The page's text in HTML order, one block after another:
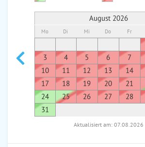
August 2026
Mo Di Mi Do Fr
3
4 5 6 7
10
11 12 13 14
17
18 19 20 21
24
25 26 27 28
31
Aktualisiert am: 07.08.2026